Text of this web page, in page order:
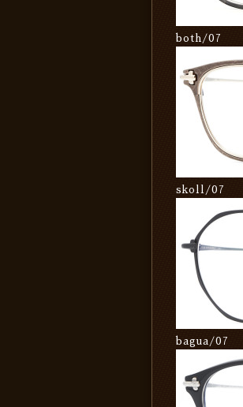
both/07
skoll/07
bagua/07